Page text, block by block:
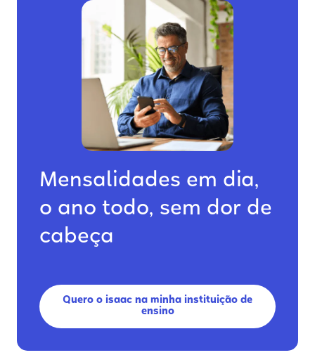
Mensalidades em dia,
o ano todo, sem dor de
cabeça
Quero o isaac na minha instituição de
ensino